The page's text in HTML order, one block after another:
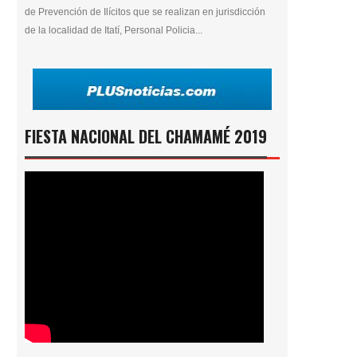
de Prevención de Ilícitos que se realizan en jurisdicción
de la localidad de Itatí, Personal Policia...
FIESTA NACIONAL DEL CHAMAMÉ 2019